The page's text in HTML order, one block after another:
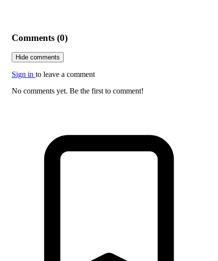
Comments (0)
Hide comments
Sign in to leave a comment
No comments yet. Be the first to comment!